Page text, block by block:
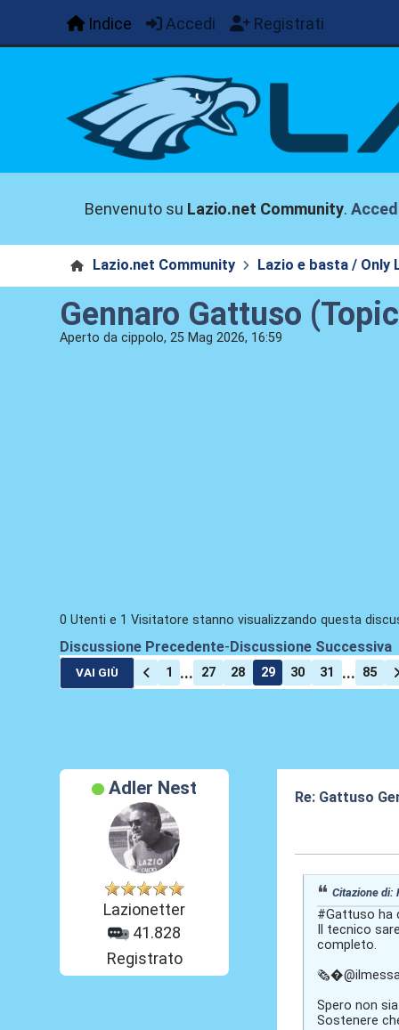
Indice Accedi Registrati
Benvenuto su Lazio.net Community.
Lazio.net Community Lazio e basta / Only
Gennaro Gattuso
Aperto da cippolo, 25 Mag 2026, 16:59
0 Utenti e 1 Visitatore stanno visualizzando questa
Discussione Precedente- Discussione Successiva
VAI GIÙ 1 ... 27 28 29 30 31 ... 85
Adler Nest
Lazionetter
41.828
Registrato
Re: Gattuso
Citazione di:
#Gattuso ha
Il tecnico
completo.
Spero non
Sostenere